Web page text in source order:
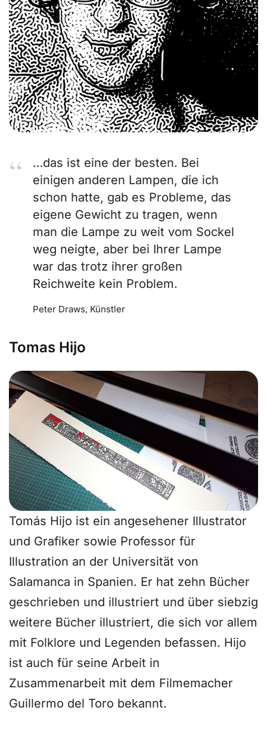
…das ist eine der besten. Bei
einigen anderen Lampen, die ich
schon hatte, gab es Probleme, das
eigene Gewicht zu tragen, wenn
man die Lampe zu weit vom Sockel
weg neigte, aber bei Ihrer Lampe
war das trotz ihrer großen
Reichweite kein Problem.
Peter Draws, Künstler
Tomas Hijo
Tomás Hijo ist ein angesehener Illustrator
und Grafiker sowie Professor für
Illustration an der Universität von
Salamanca in Spanien. Er hat zehn Bücher
geschrieben und illustriert und über siebzig
weitere Bücher illustriert, die sich vor allem
mit Folklore und Legenden befassen. Hijo
ist auch für seine Arbeit in
Zusammenarbeit mit dem Filmemacher
Guillermo del Toro bekannt.